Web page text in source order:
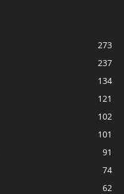
273
237
134
121
102
101
91
74
62